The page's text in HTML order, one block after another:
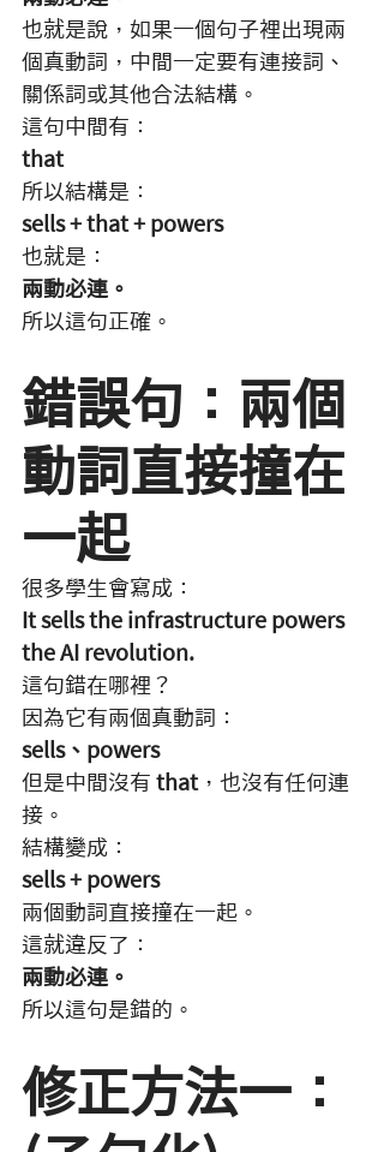
也就是說，如果一個句子裡出現兩
個真動詞，中間一定要有連接詞、
關係詞或其他合法結構。
這句中間有：
that
所以結構是：
sells + that + powers
也就是：
兩動必連。
所以這句正確。
錯誤句：兩個
動詞直接撞在
一起
很多學生會寫成：
It sells the infrastructure powers
the AI revolution.
這句錯在哪裡？
因為它有兩個真動詞：
sells、powers
但是中間沒有 that ，也沒有任何連
接。
結構變成：
sells + powers
兩個動詞直接撞在一起。
這就違反了：
兩動必連。
所以這句是錯的。
修正方法一：